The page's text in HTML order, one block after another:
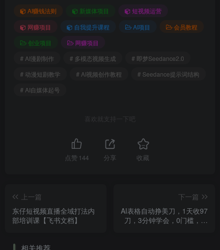
AI赚钱法则 新媒体项目
短视频运营
网赚项目
自我提升课程 AI项目
会员教程
创业项目
网赚项目
# AI漫剧制作
# 多模态视频生成
# 即梦Seedance2.0
# 动漫短剧教学
# AI视频创作教程
# Seedance提示词结构
# AI自媒体起号
喜欢就支持一下吧
点赞 144 分享 收藏
上一篇
东仔短视频直播全域打法内
部培训课【飞书文档】
下一篇
AI表格自动挣美刀，1天收97
刀，3分钟学会，0门槛，真
相关推荐